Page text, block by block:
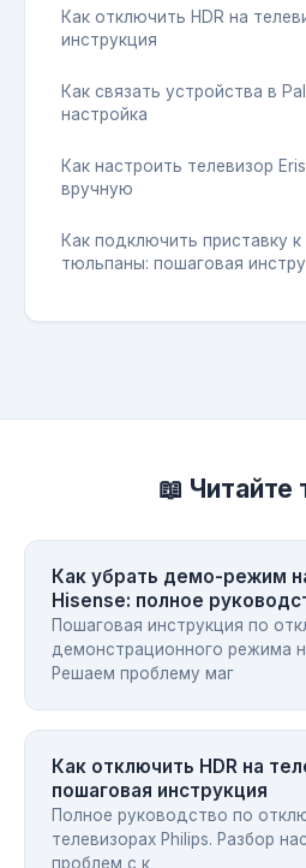
Как отключить HDR на
инструкция
Как связать устройства в
настройка
Как настроить телевизор
вручную
Как подключить приставку
тюльпаны: пошаговая
📖 Читайте
Как убрать демо-режим
Hisense: полное
Пошаговая инструкция по
демонстрационного режима
Решаем проблему маг
Как отключить HDR на
пошаговая инструкция
Полное руководство по
телевизорах Philips. Разбор
проблем с к